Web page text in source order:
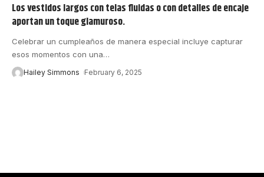
Los vestidos largos con telas fluidas o con detalles de encaje
aportan un toque glamuroso.
Celebrar un cumpleaños de manera especial incluye capturar
esos momentos con una…
Hailey Simmons February 6, 2025